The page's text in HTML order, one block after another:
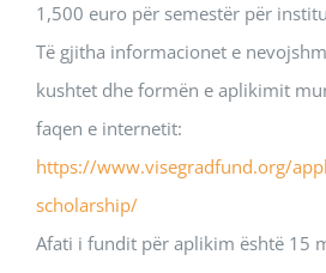
1,500 euro për semestër për
Të gjitha informacionet e
kushtet dhe formën e aplikimit
faqen e internetit:
https://www.visegradfund.org/
scholarship/
Afati i fundit për aplikim është 15